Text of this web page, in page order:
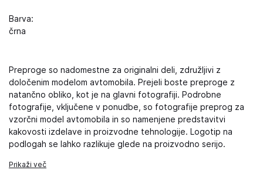
Barva:
črna
Preproge so nadomestne za originalni deli, združljivi z
določenim modelom avtomobila. Prejeli boste preproge z
natančno obliko, kot je na glavni fotografiji. Podrobne
fotografije, vključene v ponudbe, so fotografije preprog za
vzorčni model avtomobila in so namenjene predstavitvi
kakovosti izdelave in proizvodne tehnologije. Logotip na
podlogah se lahko razlikuje glede na proizvodno serijo.
Prikaži več